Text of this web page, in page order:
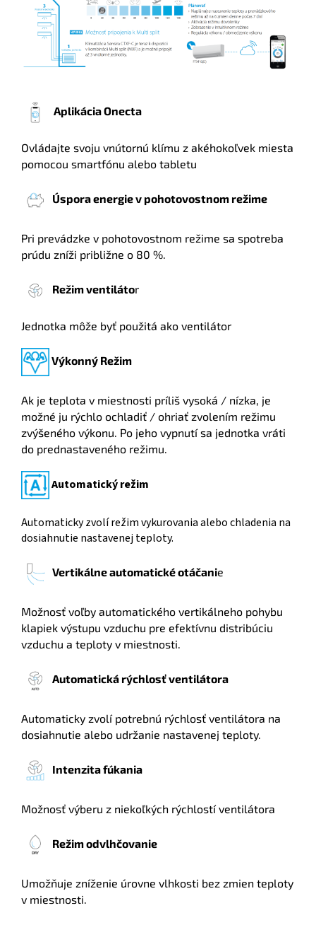
Aplikácia Onecta
Ovládajte svoju vnútornú klímu z akéhokoľvek miesta
pomocou smartfónu alebo tabletu
Úspora energie v pohotovostnom režime
Pri prevádzke v pohotovostnom režime sa spotreba
prúdu zníži približne o 80 %.
Režim ventilátor
Jednotka môže byť použitá ako ventilátor
Výkonný Režim
Ak je teplota v miestnosti príliš vysoká / nízka, je
možné ju rýchlo ochladiť / ohriať zvolením režimu
zvýšeného výkonu. Po jeho vypnutí sa jednotka vráti
do prednastaveného režimu.
Automatický režim
Automaticky zvolí režim vykurovania alebo chladenia na
dosiahnutie nastavenej teploty.
Vertikálne automatické otáčanie
Možnosť voľby automatického vertikálneho pohybu
klapiek výstupu vzduchu pre efektívnu distribúciu
vzduchu a teploty v miestnosti.
Automatická rýchlosť ventilátora
Automaticky zvolí potrebnú rýchlosť ventilátora na
dosiahnutie alebo udržanie nastavenej teploty.
Intenzita fúkania
Možnosť výberu z niekoľkých rýchlostí ventilátora
Režim odvlhčovanie
Umožňuje zníženie úrovne vlhkosti bez zmien teploty
v miestnosti.